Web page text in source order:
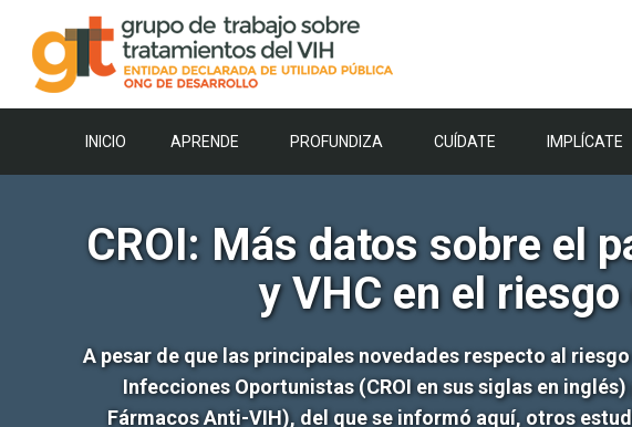
contenido
INICIO APRENDE PROFUNDIZA CUÍDATE IMPLÍCATE
CROI: Más datos sobre el
y VHC en el
A pesar de que las principales novedades respecto al
Infecciones Oportunistas (CROI en sus siglas en
Fármacos Anti-VIH), del que se informó aquí, otros